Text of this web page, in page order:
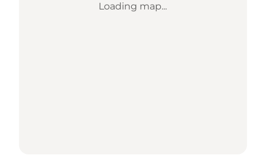
Loading map...